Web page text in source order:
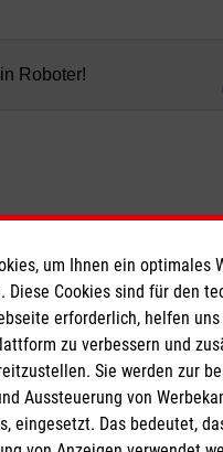
um Ihnen ein optimales
Diese Cookies sind für den
erforderlich, helfen
zu verbessern und
Sie werden zur
Aussteuerung von
eingesetzt. Das bedeutet,